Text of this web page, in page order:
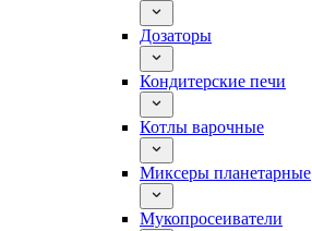
Дозаторы
Кондитерские печи
Котлы варочные
Миксеры планетарные
Мукопросеиватели